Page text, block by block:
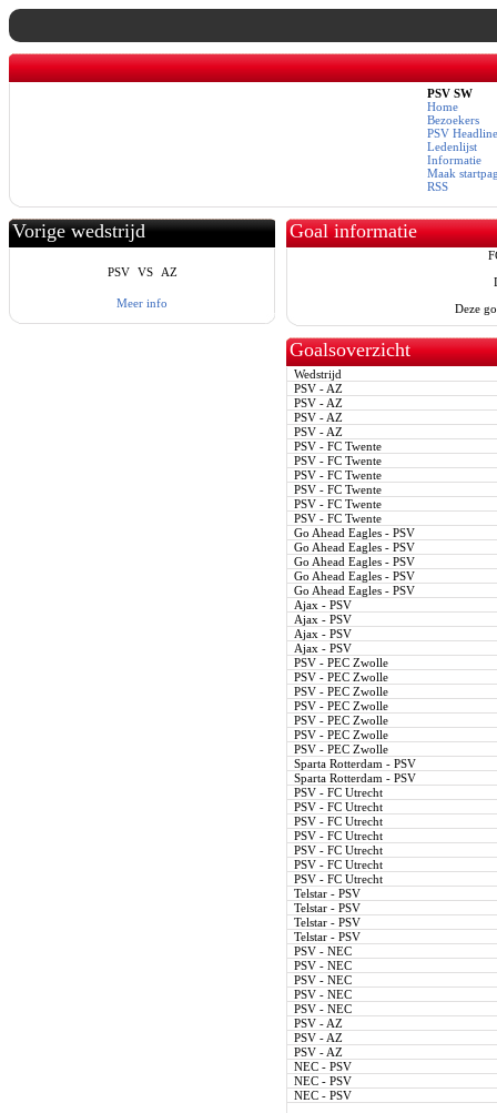
PSV SW
Home
Bezoekers
PSV
Ledenlijst
Informatie
Maak
RSS
Vorige wedstrijd
PSV VS AZ
Meer info
Goal informatie
Deze
Goalsoverzicht
Wedstrijd
PSV - AZ
PSV - AZ
PSV - AZ
PSV - AZ
PSV - FC Twente
PSV - FC Twente
PSV - FC Twente
PSV - FC Twente
PSV - FC Twente
PSV - FC Twente
Go Ahead Eagles - PSV
Go Ahead Eagles - PSV
Go Ahead Eagles - PSV
Go Ahead Eagles - PSV
Go Ahead Eagles - PSV
Ajax - PSV
Ajax - PSV
Ajax - PSV
Ajax - PSV
PSV - PEC Zwolle
PSV - PEC Zwolle
PSV - PEC Zwolle
PSV - PEC Zwolle
PSV - PEC Zwolle
PSV - PEC Zwolle
PSV - PEC Zwolle
Sparta Rotterdam - PSV
Sparta Rotterdam - PSV
PSV - FC Utrecht
PSV - FC Utrecht
PSV - FC Utrecht
PSV - FC Utrecht
PSV - FC Utrecht
PSV - FC Utrecht
PSV - FC Utrecht
Telstar - PSV
Telstar - PSV
Telstar - PSV
Telstar - PSV
PSV - NEC
PSV - NEC
PSV - NEC
PSV - NEC
PSV - NEC
PSV - AZ
PSV - AZ
PSV - AZ
NEC - PSV
NEC - PSV
NEC - PSV